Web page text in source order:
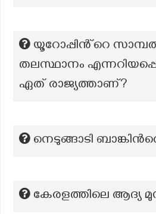
യൂറോപ്പിൻ്റെ
തലസ്ഥാനം
ഏത് രാജ്യത്താണ്?
നെടുങ്ങാടി
കേരളത്തിലെ ആദ്യ